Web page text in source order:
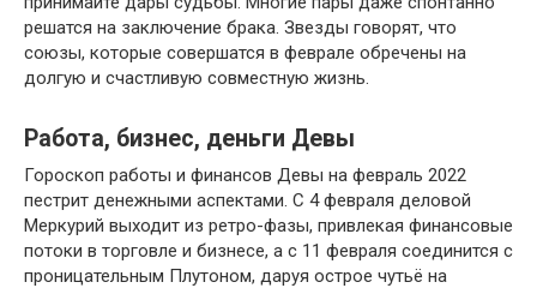
решатся на заключение брака. Звезды говорят, что
союзы, которые совершатся в феврале обречены на
долгую и счастливую совместную жизнь.
Работа, бизнес, деньги Девы
Гороскоп работы и финансов Девы на февраль 2022
пестрит денежными аспектами. С 4 февраля деловой
Меркурий выходит из ретро-фазы, привлекая финансовые
потоки в торговле и бизнесе, а с 11 февраля соединится с
проницательным Плутоном, даруя острое чутьё на